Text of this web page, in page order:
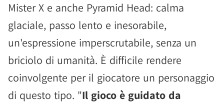
Mister X e anche Pyramid Head: calma
glaciale, passo lento e inesorabile,
un'espressione imperscrutabile, senza un
briciolo di umanità. È difficile rendere
coinvolgente per il giocatore un personaggio
di questo tipo. "Il gioco è guidato da